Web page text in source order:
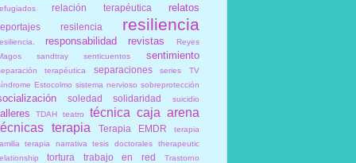
relación terapéutica relatos
resilencia resiliencia
responsabilidad revistas
Reyes
sandtray senticuentos sentimiento
terapéutica separaciones
series TV
Estocolmo sistema nervioso sobreprotección
soledad solidaridad suicidio
TDAH teatro
técnica caja arena
terapia Terapia EMDR
terapia
terapia narrativa tesis doctorales
therapeutic
tortura trabajo en red
Trastorno